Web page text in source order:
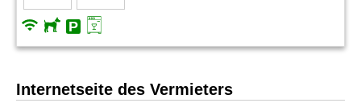
Internetseite des Vermieters